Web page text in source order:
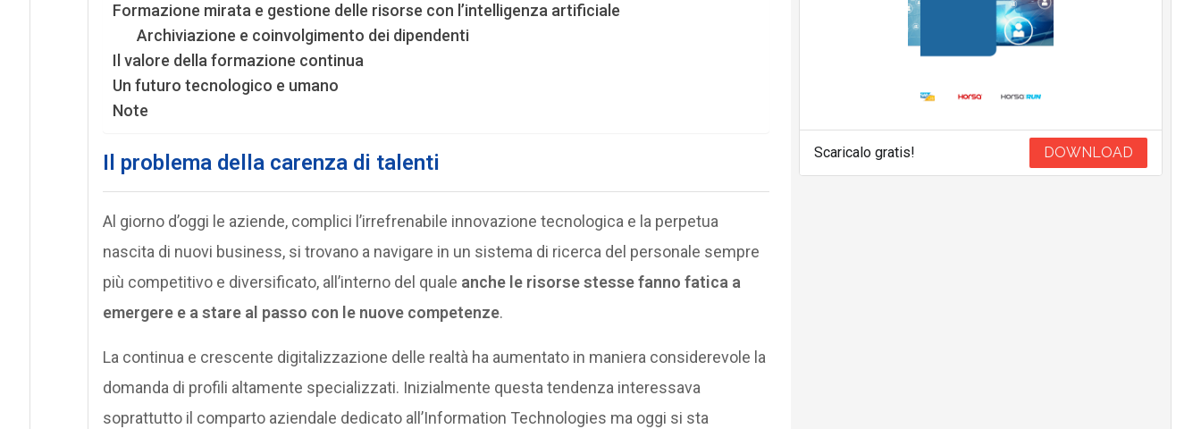
Formazione mirata e gestione delle risorse con l’intelligenza artificiale
Archiviazione e coinvolgimento dei dipendenti
Il valore della formazione continua
Un futuro tecnologico e umano
Note
Il problema della carenza di talenti
Al giorno d’oggi le aziende, complici l’irrefrenabile innovazione tecnologica e la perpetua
nascita di nuovi business, si trovano a navigare in un sistema di ricerca del personale sempre
più competitivo e diversificato, all’interno del quale anche le risorse stesse fanno fatica a
emergere e a stare al passo con le nuove competenze.
La continua e crescente digitalizzazione delle realtà ha aumentato in maniera considerevole la
domanda di profili altamente specializzati. Inizialmente questa tendenza interessava
soprattutto il comparto aziendale dedicato all’Information Technologies ma oggi si sta
Scaricalo gratis! DOWNLOAD